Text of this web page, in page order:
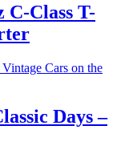
C-Class T-
Days –